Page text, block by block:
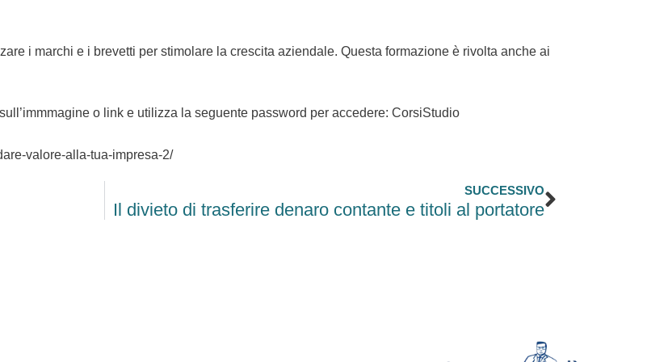
i marchi e i brevetti per stimolare la crescita aziendale. Questa formazione è rivolta anche ai
o link e utilizza la seguente password per accedere: CorsiStudio
valore-alla-tua-impresa-2/
SUCCESSIVO
Il divieto di trasferire denaro contante e titoli al portatore